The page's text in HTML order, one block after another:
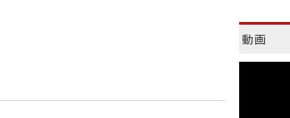
動画